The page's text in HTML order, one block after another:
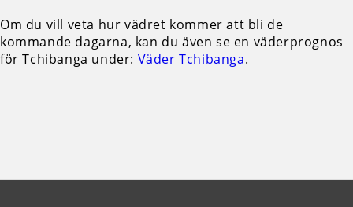
Om du vill veta hur vädret kommer att bli de
kommande dagarna, kan du även se en väderprognos
för Tchibanga under: Väder Tchibanga.